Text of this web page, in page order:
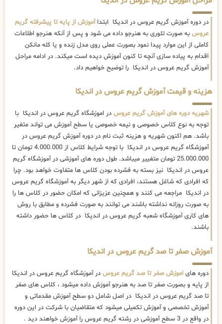
در دوره آموزش گریم عروس در اندیکا ابتداآموزش از پایه تا پیشرفته گریم
عروس به صورت تئوری به هنرجو داده می شود و پس از آنکه هنرجو اطلاعات
کاملی از این موارد پیدا نمود بصورت عملی روی مدل زنده و یا کله مانکن
اقدام به پیاده سازی آنچه تا کنون آموزش دیده است میکند. در ادامه مراحل
آموزش گریم عروس در اندیکا را توضیح خواهیم داد.
هزینه و قیمت آموزش گریم عروس در اندیکا
شهریه دوره های آموزش گریم عروس در اموزشگاه گریم عروس در اندیکا با
توجه به نوع کلاس خصوصی و نیمه خصوصی یا سطح آموزش می تواند متغیر
باشد. هم اکنون شهریه و هزینه ثبت نام در دوره آموزش گریم عروس در
آموزشگاه گریم عروس در اندیکا با توجه شرایط کلاس از 4.000.000 تومان تا
25.000.000 تومان متغییر میباشد. طول دوره های آموزشی در آموزشگاه گریم
عروس در اندیکا نیز بسته به فشرده بودن کلاس ها متفاوت خواهد بود. چرا
که افرادی که شاغل هستند، افرادی که از شهر دیگر به آموزشگاه گریم عروس
در اندیکا مراجعه می کنند و همچنین عزیزانی که امکان حضور در کلاس ها را
به صورت روزانه نداشته باشند می توانند به صورت فشرده و مطابق با روش
های کاری آموزشگاه شعبه گریم عروس در اندیکا در کلاس ها حضور داشته
باشند.
آموزش صفر تا صد گریم عروس در اندیکا
دوره های اموزش صفر تا صد گریم عروس در آموزشگاه گریم عروس در اندیکا
از پایه و بصورت صفر تا صد به هنرجو آموزش داده میشود ، کلاس های صفر
تا صد گریم عروس در اندیکا در اصل شامل دو سطح آموزش مقدماتی و
آموزش تخصصی و آموزش تکمیلی میشود که متقاضیان با شرکت در این دوره
در واقع در 3 سطح آموزشی در رشته گریم عروس را آموزش خواهند دید .